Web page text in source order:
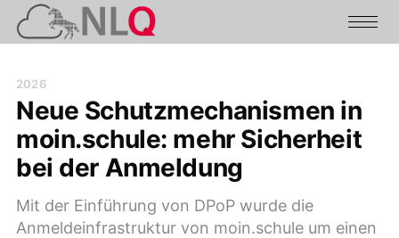
2026
Neue Schutzmechanismen in
moin.schule: mehr Sicherheit
bei der Anmeldung
Mit der Einführung von DPoP wurde die
Anmeldeinfrastruktur von moin.schule um einen